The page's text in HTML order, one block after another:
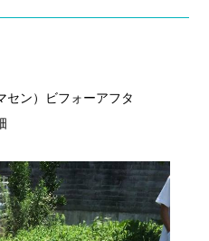
セン）ビフォーアフタ